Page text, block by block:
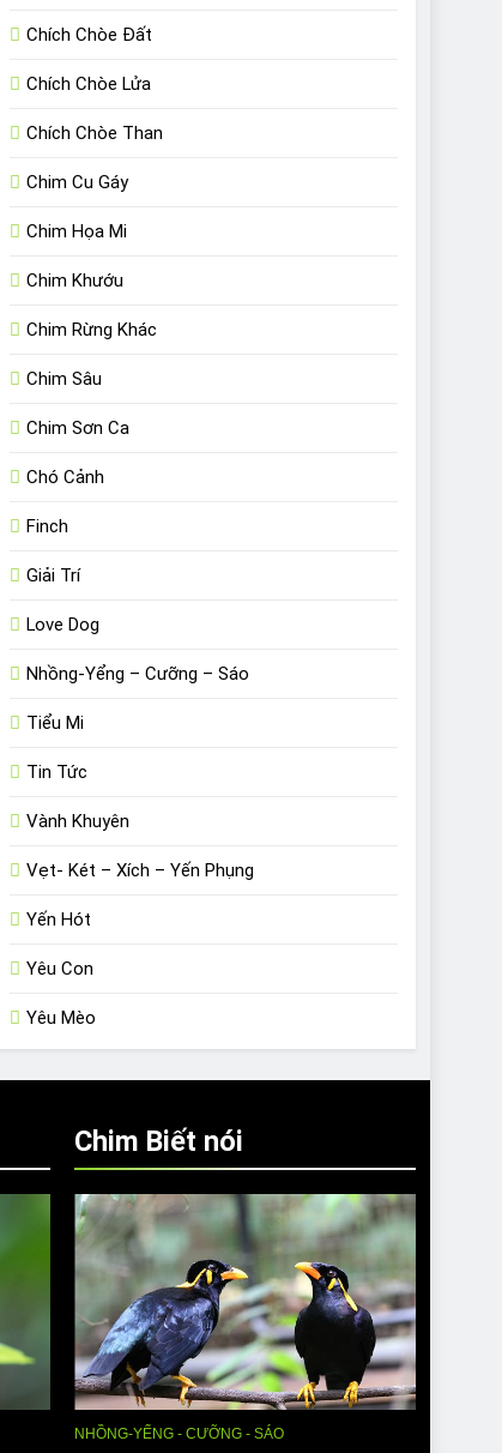
Chích Chòe Đất
Chích Chòe Lửa
Chích Chòe Than
Chim Cu Gáy
Chim Họa Mi
Chim Khướu
Chim Rừng Khác
Chim Sâu
Chim Sơn Ca
Chó Cảnh
Finch
Giải Trí
Love Dog
Nhồng-Yểng – Cưỡng – Sáo
Tiểu Mi
Tin Tức
Vành Khuyên
Vẹt- Két – Xích – Yến Phụng
Yến Hót
Yêu Con
Yêu Mèo
Chim Biết nói
NHỒNG-YỂNG - CƯỠNG - SÁO